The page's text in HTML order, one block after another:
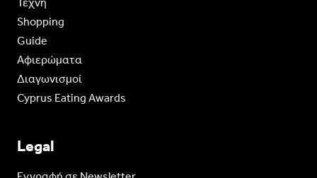
Shopping
Guide
Aφιερώματα
Διαγωνισμοί
Cyprus Eating Awards
Legal